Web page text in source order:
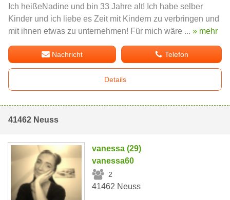
Ich heißeNadine und bin 33 Jahre alt! Ich habe selber
Kinder und ich liebe es Zeit mit Kindern zu verbringen und
mit ihnen etwas zu unternehmen! Für mich wäre ... » mehr
Nachricht Telefon
Details
41462 Neuss
vanessa (29)
vanessa60
2
41462 Neuss